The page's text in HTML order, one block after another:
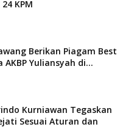
KPM
Berikan Piagam Best
Yuliansyah di...
Kurniawan Tegaskan
Sesuai Aturan dan